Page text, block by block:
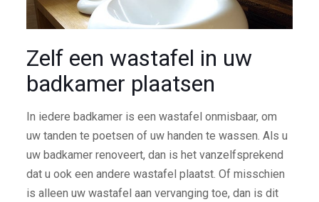
Zelf een wastafel in uw
badkamer plaatsen
In iedere badkamer is een wastafel onmisbaar, om
uw tanden te poetsen of uw handen te wassen. Als u
uw badkamer renoveert, dan is het vanzelfsprekend
dat u ook een andere wastafel plaatst. Of misschien
is alleen uw wastafel aan vervanging toe, dan is dit